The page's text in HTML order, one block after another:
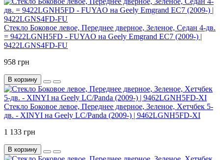
Стекло Боковое левое, Переднее дверное, Зеленое, Седан 4-дв.
= 9422LGNH5FD - FUYAO на Geely Emgrand EC7 (2009-) |
9422LGNS4FD-FU
958 грн
В корзину
Стекло Боковое левое, Переднее дверное, Зеленое, Хетчбек 5-
дв. - XINYI на Geely LC/Panda (2009-) | 9462LGNH5FD-XI
1 133 грн
В корзину